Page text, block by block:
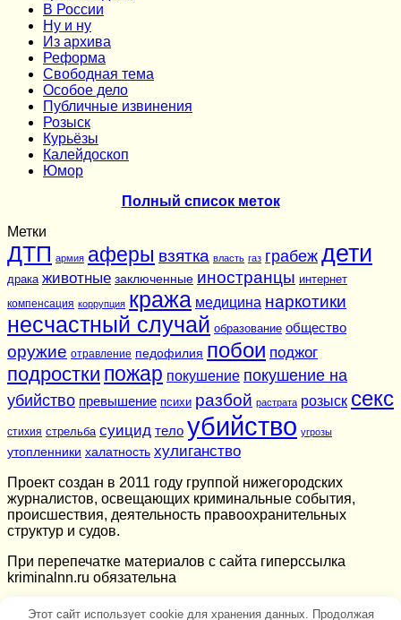
В России
Ну и ну
Из архива
Реформа
Cвободная тема
Особое дело
Публичные извинения
Розыск
Курьёзы
Калейдоскоп
Юмор
Полный список меток
Метки
ДТП армия аферы взятка власть газ грабеж дети
драка животные заключенные иностранцы интернет
компенсация коррупция кража медицина наркотики
несчастный случай образование общество
оружие отравление педофилия побои поджог
подростки пожар покушение покушение на
убийство превышение психи разбой растрата розыск секс
стихия стрельба суицид тело убийство угрозы
утопленники халатность хулиганство
Проект создан в 2011 году группой нижегородских
журналистов, освещающих криминальные события,
происшествия, деятельность правоохранительных
структур и судов.
При перепечатке материалов c сайта гиперссылка
kriminalnn.ru обязательна
Этот сайт использует cookie для хранения данных. Продолжая